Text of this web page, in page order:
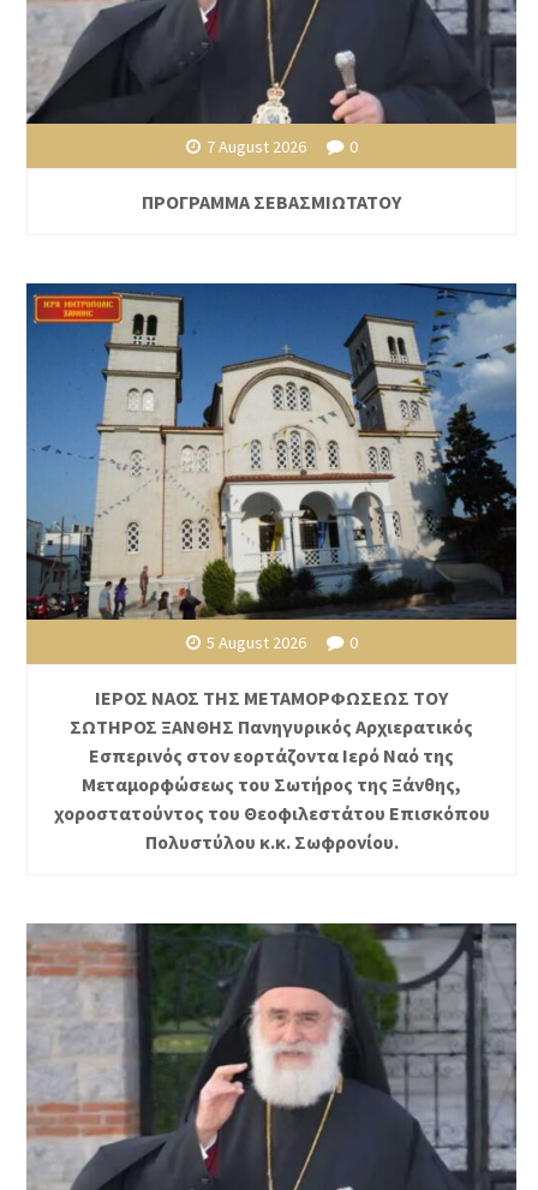
7 August 2026 0
ΠΡΟΓΡΑΜΜΑ ΣΕΒΑΣΜΙΩΤΑΤΟΥ
5 August 2026 0
ΙΕΡΟΣ ΝΑΟΣ ΤΗΣ ΜΕΤΑΜΟΡΦΩΣΕΩΣ ΤΟΥ
ΣΩΤΗΡΟΣ ΞΑΝΘΗΣ Πανηγυρικός Αρχιερατικός
Εσπερινός στον εορτάζοντα Ιερό Ναό της
Μεταμορφώσεως του Σωτήρος της Ξάνθης,
χοροστατούντος του Θεοφιλεστάτου Επισκόπου
Πολυστύλου κ.κ. Σωφρονίου.